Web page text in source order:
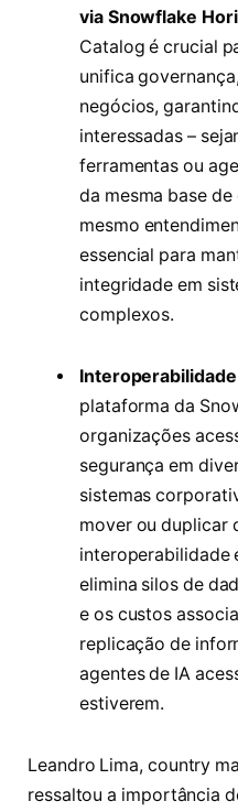
via Snowflake
Catalog é crucial
unifica
negócios,
interessadas –
ferramentas ou
da mesma base
mesmo
essencial para
integridade em
complexos.
plataforma da
organizações
segurança em
sistemas
mover ou duplicar
interoperabilidade
elimina silos de
e os custos
replicação de
agentes de IA
estiverem.
Leandro Lima, country
ressaltou a importância